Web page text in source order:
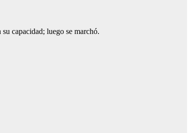
capacidad; luego se marchó.